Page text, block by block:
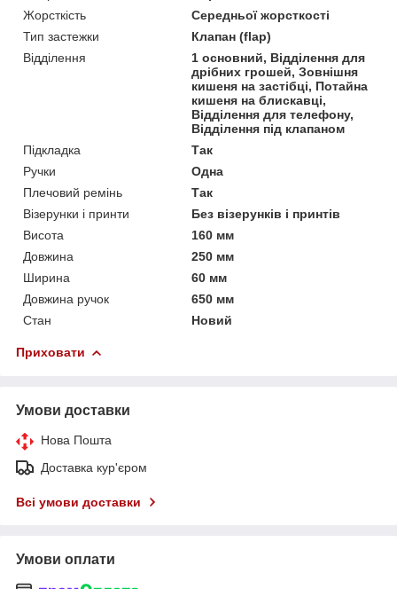
Жорсткість
Середньої жорсткості
Тип застежки
Клапан (flap)
Відділення
1 основний, Відділення для
дрібних грошей, Зовнішня
кишеня на застібці, Потайна
кишеня на блискавці,
Відділення для телефону,
Відділення під клапаном
Підкладка
Так
Ручки
Одна
Плечовий ремінь
Так
Візерунки і принти
Без візерунків і принтів
Висота
160 мм
Довжина
250 мм
Ширина
60 мм
Довжина ручок
650 мм
Стан
Новий
Приховати
Умови доставки
Нова Пошта
Доставка кур'єром
Всі умови доставки
Умови оплати